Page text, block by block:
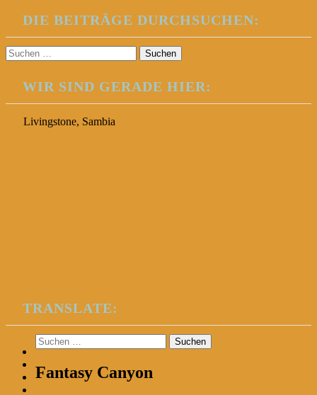
DIE BEITRÄGE DURCHSUCHEN:
Suchen
nach:
WIR SIND GERADE HIER:
Livingstone, Sambia
TRANSLATE:
Suchen
nach:
Fantasy Canyon